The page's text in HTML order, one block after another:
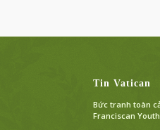
Tin Vatican
Bức tranh toàn
Franciscan